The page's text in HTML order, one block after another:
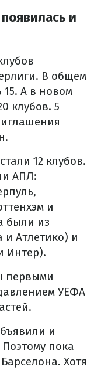
появилась и
В общем
А в новом
клубов. 5
12 клубов.
АПЛ:
и
были из
и Атлетико) и
Интер).
первыми
УЕФА
и
пока
Хотя